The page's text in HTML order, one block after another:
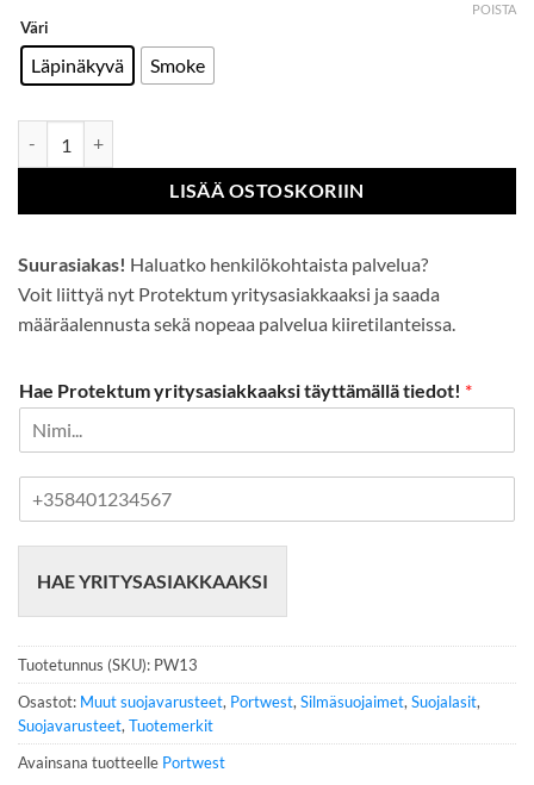
Väri
Läpinäkyvä Smoke
POISTA
LISÄÄ OSTOSKORIIN
Suurasiakas! Haluatko henkilökohtaista palvelua?
Voit liittyä nyt Protektum yritysasiakkaaksi ja saada
määräalennusta sekä nopeaa palvelua kiiretilanteissa.
Hae Protektum yritysasiakkaaksi täyttämällä tiedot! *
n
u
m
e
r
o
HAE YRITYSASIAKKAAKSI
Tuotetunnus (SKU): PW13
Osastot: Muut suojavarusteet, Portwest, Silmäsuojaimet, Suojalasit,
Suojavarusteet, Tuotemerkit
Avainsana tuotteelle Portwest